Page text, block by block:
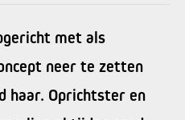
met als
neer te zetten
haar. Oprichtster en